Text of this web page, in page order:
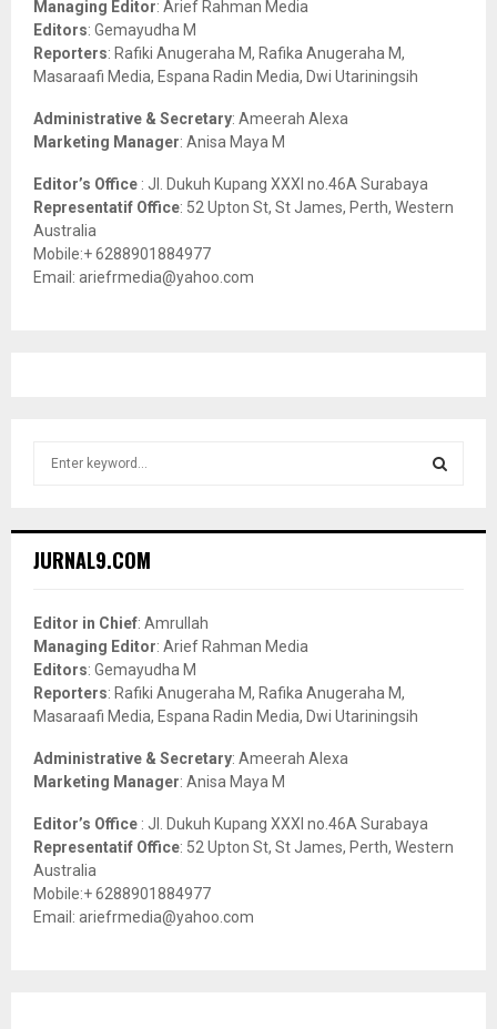
:
Managing Editor: Arief Rahman Media
Editors: Gemayudha M
Reporters: Rafiki Anugeraha M, Rafika Anugeraha M,
Masaraafi Media, Espana Radin Media, Dwi Utariningsih
Administrative & Secretary: Ameerah Alexa
Marketing Manager: Anisa Maya M
Editor’s Office : Jl. Dukuh Kupang XXXI no.46A Surabaya
Representatif Office: 52 Upton St, St James, Perth, Western
Australia
Mobile:+ 6288901884977
Email: ariefrmedia@yahoo.com
h
o
r
:
JURNAL9.COM
Editor in Chief: Amrullah
Managing Editor: Arief Rahman Media
Editors: Gemayudha M
Reporters: Rafiki Anugeraha M, Rafika Anugeraha M,
Masaraafi Media, Espana Radin Media, Dwi Utariningsih
Administrative & Secretary: Ameerah Alexa
Marketing Manager: Anisa Maya M
Editor’s Office : Jl. Dukuh Kupang XXXI no.46A Surabaya
Representatif Office: 52 Upton St, St James, Perth, Western
Australia
Mobile:+ 6288901884977
Email: ariefrmedia@yahoo.com